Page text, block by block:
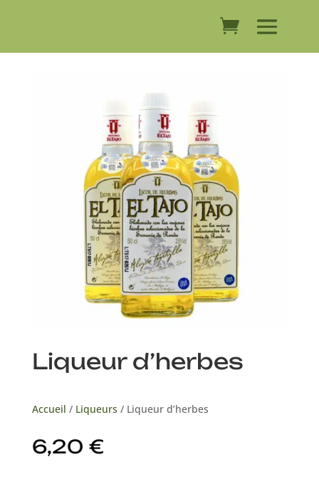
Liqueur d’herbes
Accueil / Liqueurs / Liqueur d’herbes
6,20 €